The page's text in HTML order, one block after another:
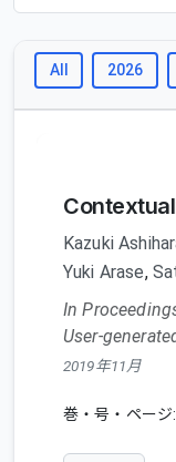
All 2026
Kazuki
Yuki Arase,
In
User-
2019年11月
巻・号・ペー